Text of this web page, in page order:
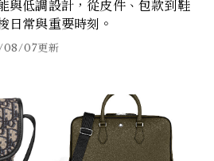
與低調設計，從皮件、包款到鞋
日常與重要時刻。
08/07更新